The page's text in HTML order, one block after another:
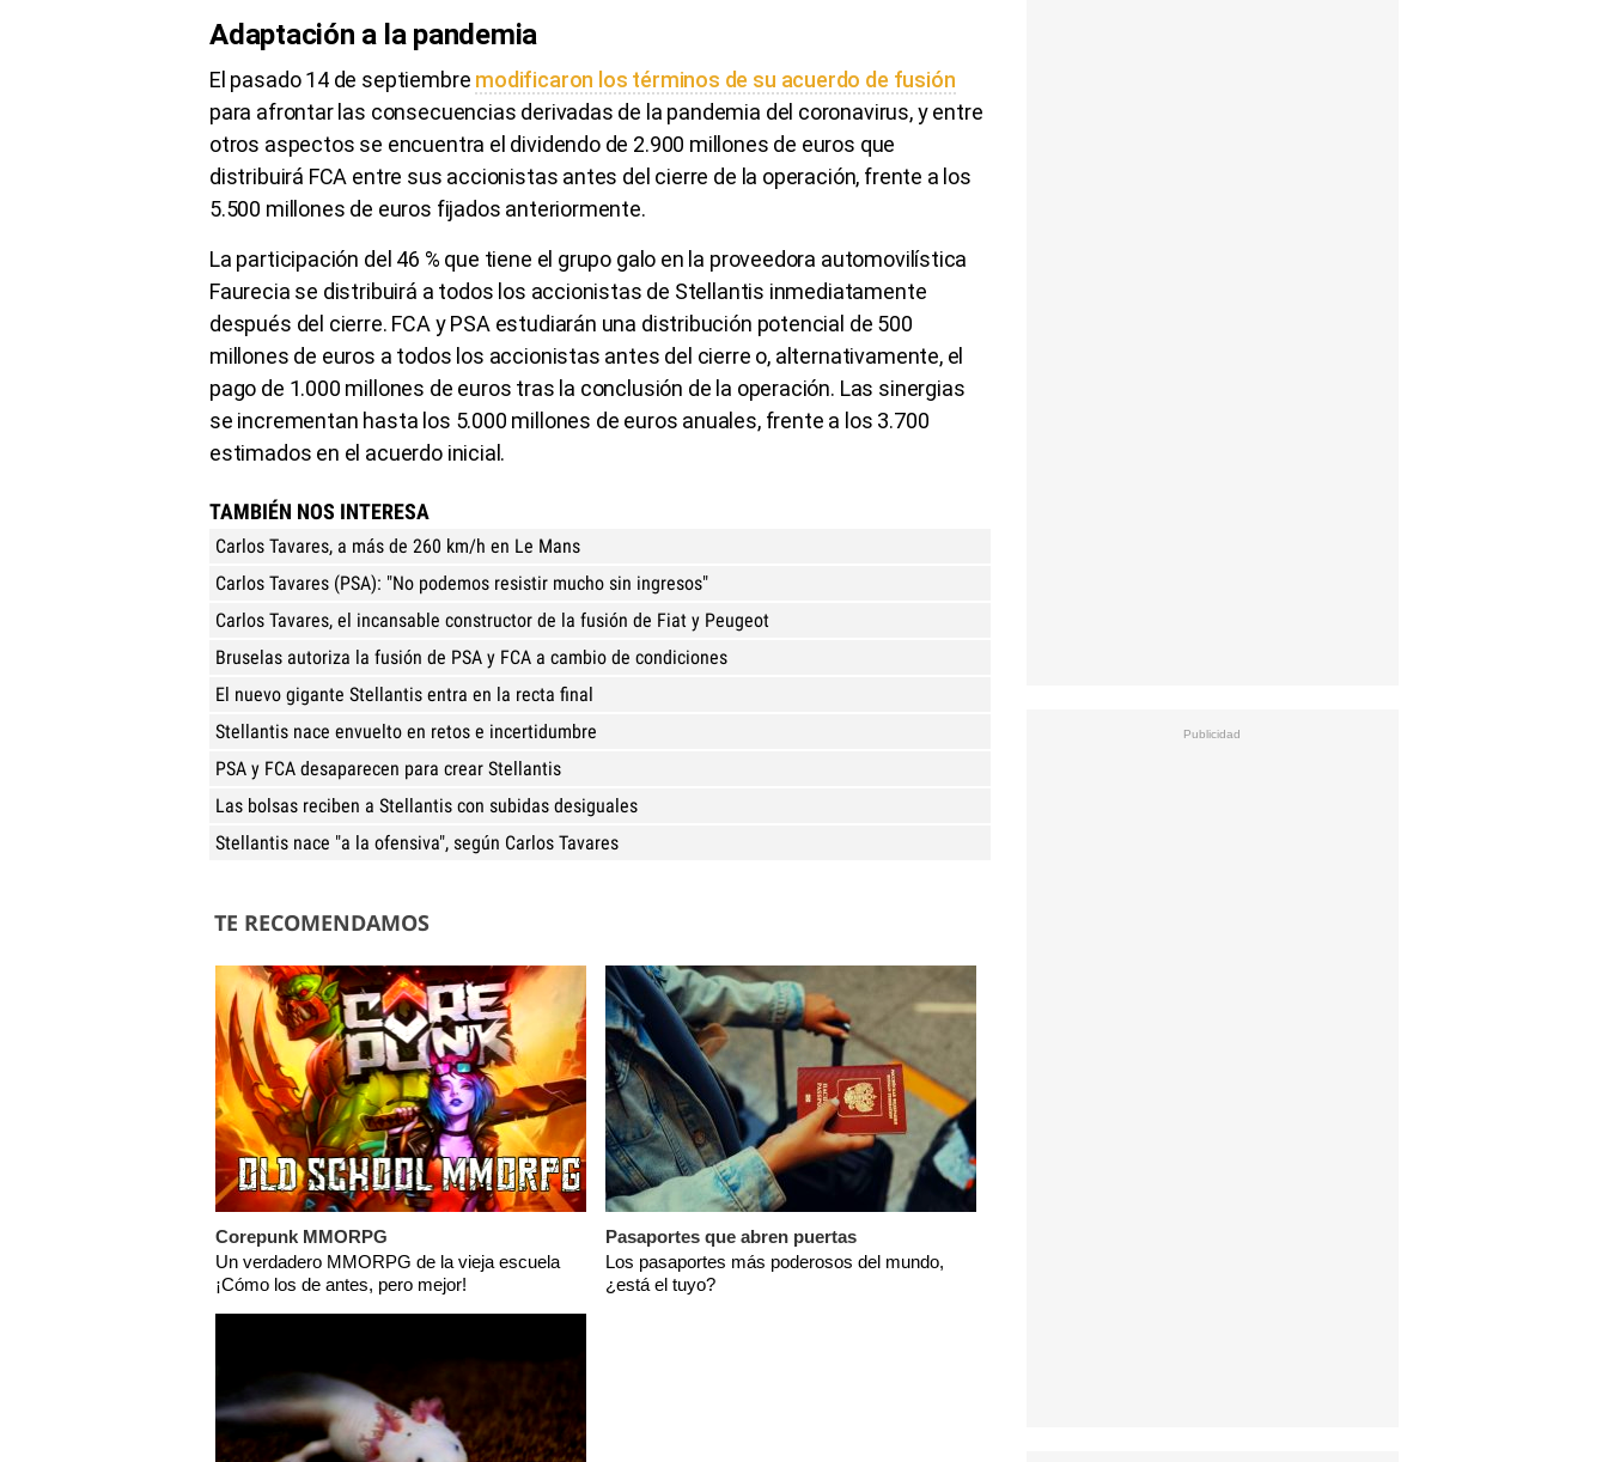
Adaptación a la pandemia
El pasado 14 de septiembre modificaron los términos de su acuerdo de fusión
para afrontar las consecuencias derivadas de la pandemia del coronavirus, y entre
otros aspectos se encuentra el dividendo de 2.900 millones de euros que
distribuirá FCA entre sus accionistas antes del cierre de la operación, frente a los
5.500 millones de euros fijados anteriormente.
La participación del 46 % que tiene el grupo galo en la proveedora automovilística
Faurecia se distribuirá a todos los accionistas de Stellantis inmediatamente
después del cierre. FCA y PSA estudiarán una distribución potencial de 500
millones de euros a todos los accionistas antes del cierre o, alternativamente, el
pago de 1.000 millones de euros tras la conclusión de la operación. Las sinergias
se incrementan hasta los 5.000 millones de euros anuales, frente a los 3.700
estimados en el acuerdo inicial.
TAMBIÉN NOS INTERESA
Carlos Tavares, a más de 260 km/h en Le Mans
Carlos Tavares (PSA): "No podemos resistir mucho sin ingresos"
Carlos Tavares, el incansable constructor de la fusión de Fiat y Peugeot
Bruselas autoriza la fusión de PSA y FCA a cambio de condiciones
El nuevo gigante Stellantis entra en la recta final
Stellantis nace envuelto en retos e incertidumbre
PSA y FCA desaparecen para crear Stellantis
Las bolsas reciben a Stellantis con subidas desiguales
Stellantis nace "a la ofensiva", según Carlos Tavares
TE RECOMENDAMOS
Corepunk MMORPG
Un verdadero MMORPG de la vieja escuela
¡Cómo los de antes, pero mejor!
Pasaportes que abren puertas
Los pasaportes más poderosos del mundo,
¿está el tuyo?